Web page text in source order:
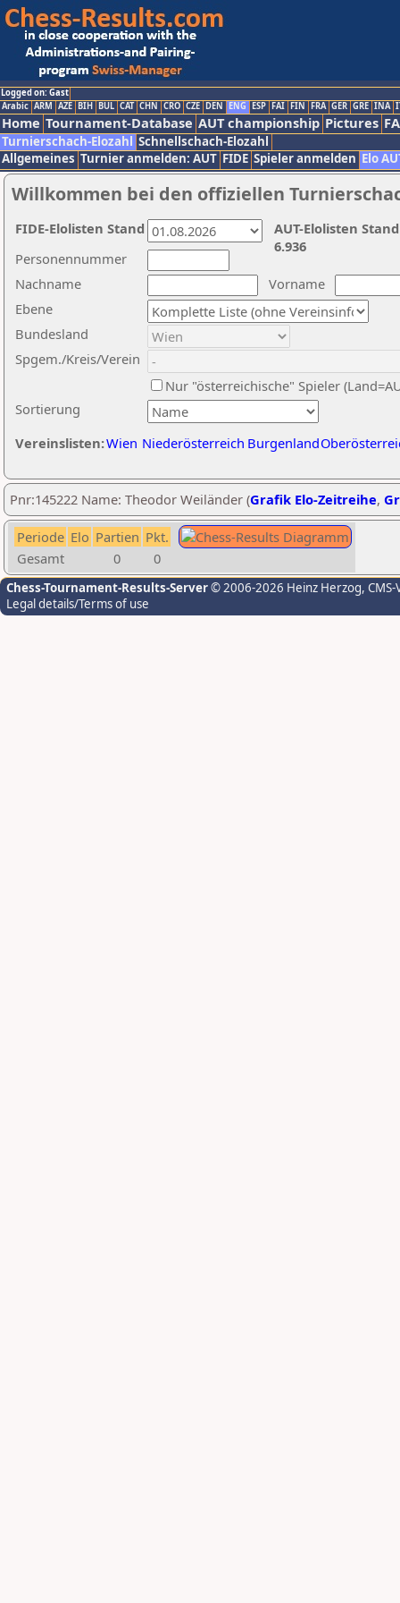
Logged on: Gast
Arabic ARM AZE BIH BUL CAT CHN CRO CZE DEN ENG ESP FAI FIN FRA GER GRE INA
Home Tournament-Database AUT championship Pictures
Turnierschach-Elozahl Schnellschach-Elozahl
Allgemeines Turnier anmelden: AUT FIDE Spieler anmelden Elo
Willkommen bei den offiziellen
Nachname
Vorname
Ebene
Sortierung
Personennummer
Bundesland
Spgem./Kreis/Verein
Nur "österreichische" Spieler
Vereinslisten:Wien Niederösterreich Burgenland
AUT-Elolisten
6.936
FIDE-Elolisten Stand
Pnr:145222 Name: Theodor Weiländer (Grafik Elo-Zeitreihe,
Periode Elo Partien Pkt.
Gesamt
0 0
Chess-Tournament-Results-Server© 2006-2026 Heinz Herzog,
Legal details/Terms of use